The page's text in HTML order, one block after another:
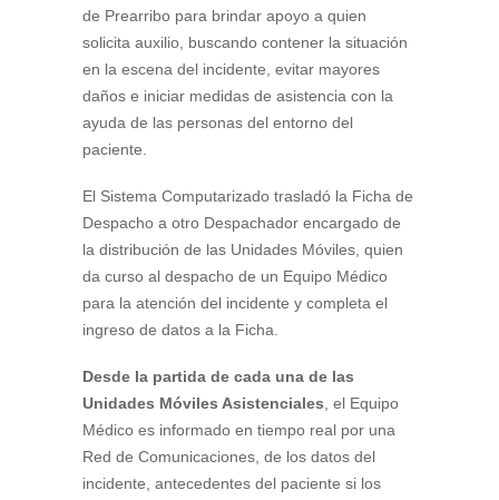
de Prearribo para brindar apoyo a quien
solicita auxilio, buscando contener la situación
en la escena del incidente, evitar mayores
daños e iniciar medidas de asistencia con la
ayuda de las personas del entorno del
paciente.
El Sistema Computarizado trasladó la Ficha de
Despacho a otro Despachador encargado de
la distribución de las Unidades Móviles, quien
da curso al despacho de un Equipo Médico
para la atención del incidente y completa el
ingreso de datos a la Ficha.
Desde la partida de cada una de las
Unidades Móviles Asistenciales , el Equipo
Médico es informado en tiempo real por una
Red de Comunicaciones, de los datos del
incidente, antecedentes del paciente si los